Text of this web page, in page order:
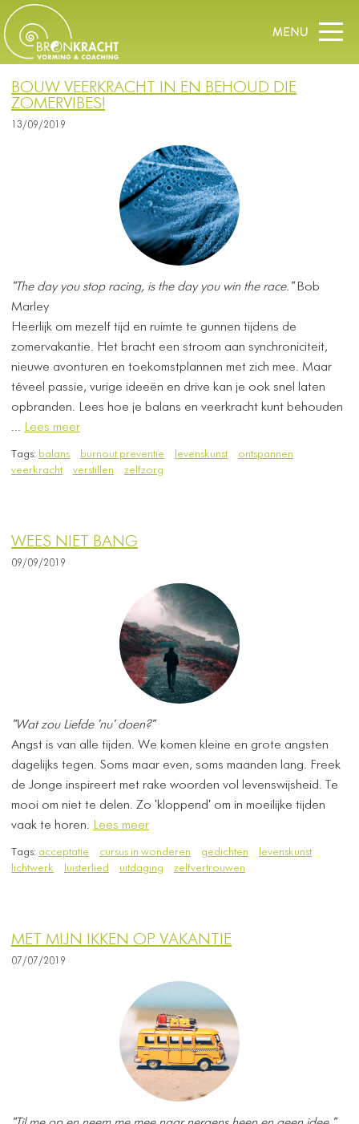
BOUW VEERKRACHT IN EN BEHOUD DIE
ZOMERVIBES!
13/09/2019
"The day you stop racing, is the day you win the race."Bob
Marley
Heerlijk om mezelf tijd en ruimte te gunnen tijdens de
zomervakantie. Het bracht een stroom aan synchroniciteit,
nieuwe avonturen en toekomstplannen met zich mee. Maar
téveel passie, vurige ideeën en drive kan je ook snel laten
opbranden. Lees hoe je balans en veerkracht kunt behouden
... Lees meer
Tags: balans burnout preventie levenskunst
ontspannen
veerkracht
verstillen zelfzorg
WEES NIET BANG
09/09/2019
"Wat zou Liefde 'nu' doen?"
Angst is van alle tijden. We komen kleine en grote angsten
dagelijks tegen. Soms maar even, soms maanden lang. Freek
de Jonge inspireert met rake woorden vol levenswijsheid. Te
mooi om niet te delen. Zo 'kloppend' om in moeilijke tijden
vaak te horen. Lees meer
Tags: acceptatie cursus in wonderen gedichten
levenskunst
lichtwerk
luisterlied uitdaging zelfvertrouwen
MET MIJN IKKEN OP VAKANTIE
07/07/2019